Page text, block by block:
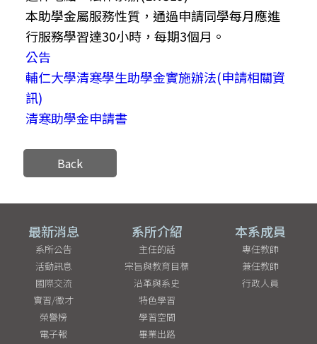
本助學金屬服務性質，通過申請同學每月應進
行服務學習達30小時，每期3個月。
公告
輔仁大學清寒學生助學金實施辦法(申請相關資
訊)
清寒助學金申請書
Back
最新消息
系所公告
活動訊息
國際交流
實習/徵才
榮譽榜
電子報
系所介紹
主任的話
宗旨與教育目標
沿革與系史
特色學習
學習空間
畢業出路
本系成員
專任教師
兼任教師
行政人員